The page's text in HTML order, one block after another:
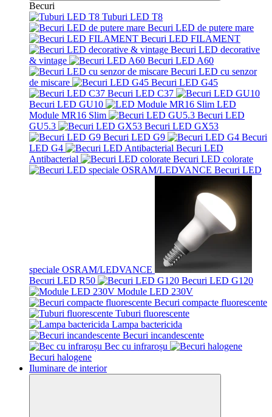
Becuri
Tuburi LED T8
Becuri LED de putere mare
Becuri LED FILAMENT
Becuri LED decorative
& vintage
Becuri LED A60
Becuri LED cu senzor
de miscare
Becuri LED G45
Becuri LED C37
Becuri LED GU10
LED
Module MR16 Slim
Becuri LED
GU5.3
Becuri LED GX53
Becuri LED G9
Becuri
LED G4
Becuri LED
Antibacterial
Becuri LED colorate
Becuri LED
speciale OSRAM/LEDVANCE
Becuri LED R50
Becuri LED G120
Module LED 230V
Becuri compacte fluorescente
Tuburi fluorescente
Lampa bactericida
Becuri incandescente
Bec cu infraroșu
Becuri halogene
Iluminare de interior